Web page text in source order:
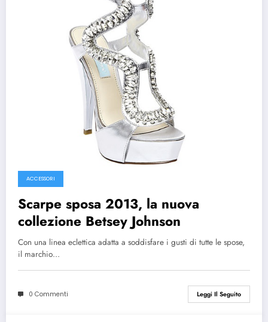
ACCESSORI
Scarpe sposa 2013, la nuova
collezione Betsey Johnson
Con una linea eclettica adatta a soddisfare i gusti di tutte le spose,
il marchio…
0 Commenti Leggi Il Seguito